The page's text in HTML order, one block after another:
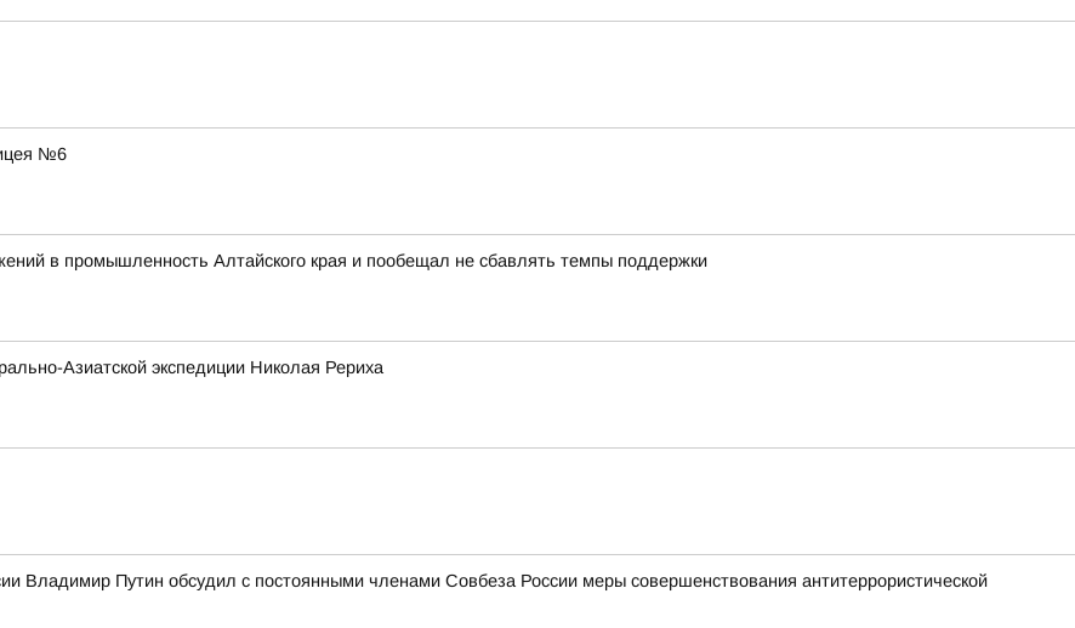
№6
в промышленность Алтайского края и пообещал не сбавлять темпы поддержки
Азиатской экспедиции Николая Рериха
Владимир Путин обсудил с постоянными членами Совбеза России меры совершенствования антитеррористической